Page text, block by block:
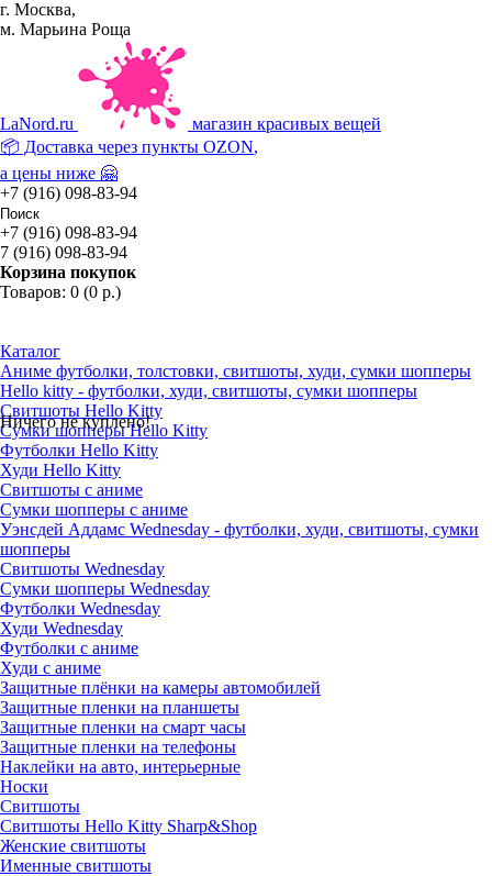
г. Москва,
м. Марьина Роща
LaNord.ru
магазин красивых вещей
📦 Доставка через пункты OZON,
а цены ниже 🤗
+7 (916) 098-83-94
+7 (916) 098-83-94
7 (916) 098-83-94
Корзина покупок
Товаров: 0 (0 р.)
Ничего не куплено!
Каталог
Аниме футболки, толстовки, свитшоты, худи, сумки шопперы
Hello kitty - футболки, худи, свитшоты, сумки шопперы
Свитшоты Hello Kitty
Сумки шопперы Hello Kitty
Футболки Hello Kitty
Худи Hello Kitty
Свитшоты с аниме
Сумки шопперы с аниме
Уэнсдей Аддамс Wednesday - футболки, худи, свитшоты, сумки
шопперы
Свитшоты Wednesday
Сумки шопперы Wednesday
Футболки Wednesday
Худи Wednesday
Футболки с аниме
Худи с аниме
Защитные плёнки на камеры автомобилей
Защитные пленки на планшеты
Защитные пленки на смарт часы
Защитные пленки на телефоны
Наклейки на авто, интерьерные
Носки
Свитшоты
Cвитшоты Hello Kitty Sharp&Shop
Женские свитшоты
Именные свитшоты